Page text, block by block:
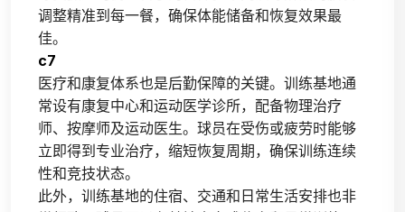
调整精准到每一餐，确保体能储备和恢复效果最
佳。
c7
医疗和康复体系也是后勤保障的关键。训练基地通
常设有康复中心和运动医学诊所，配备物理治疗
师、按摩师及运动医生。球员在受伤或疲劳时能够
立即得到专业治疗，缩短恢复周期，确保训练连续
性和竞技状态。
此外，训练基地的住宿、交通和日常生活安排也非